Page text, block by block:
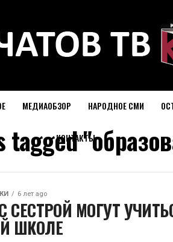
МЕДИАОБЗОР НАРОДНОЕ СМИ
КОНТАКТЫ
tagged
6 лет ago
СЕСТРОЙ МОГУТ
ШКОЛЕ